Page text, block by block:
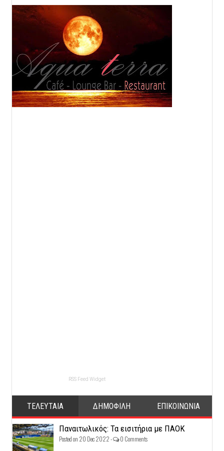
RSS Feed Widget
ΤΕΛΕΥΤΑΙΑ ΔΗΜΟΦΙΛΗ ΕΠΙΚΟΙΝΩΝΙΑ
Παναιτωλικός: Τα εισιτήρια με ΠΑΟΚ
Posted on 20 Dec 2022 - 0 Comments